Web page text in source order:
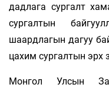
дадлага сургалт
сургалтын
шаардлагын дагуу
цахим сургалтын эрх
Монгол Улсын